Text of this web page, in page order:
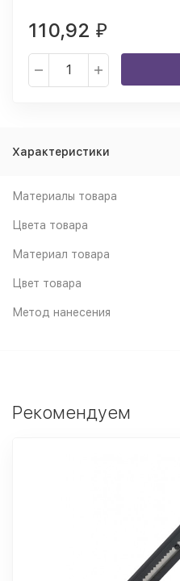
110,92 ₽
Характеристики
Материалы товара
Цвета товара
Материал товара
Цвет товара
Метод нанесения
Рекомендуем